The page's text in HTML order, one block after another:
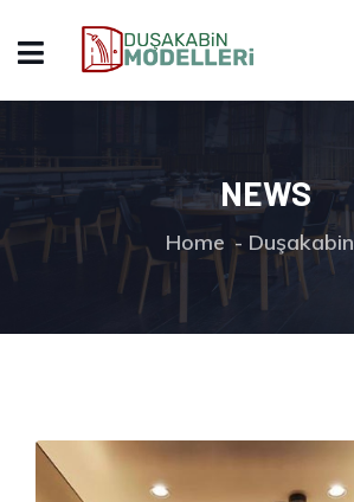
NEWS
Home Duşakabin